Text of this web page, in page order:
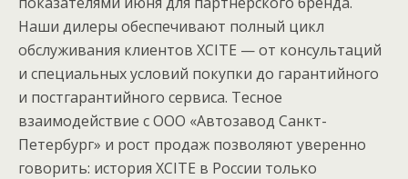
Наши дилеры обеспечивают полный цикл
обслуживания клиентов XCITE — от консультаций
и специальных условий покупки до гарантийного
и постгарантийного сервиса. Тесное
взаимодействие с ООО «Автозавод Санкт-
Петербург» и рост продаж позволяют уверенно
говорить: история XCITE в России только